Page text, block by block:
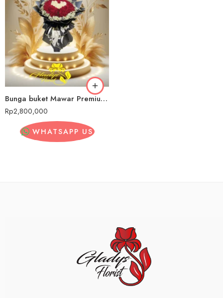
Bunga buket Mawar Premium Ketapang
Rp2,800,000
WHATSAPP US